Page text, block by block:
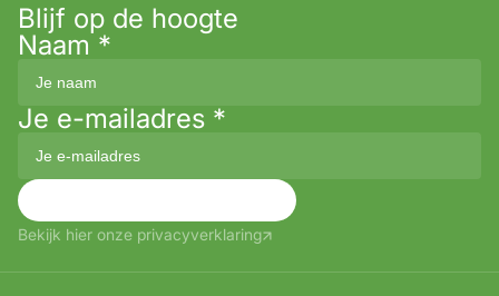
Blijf op de hoogte
Naam*
Je e-mailadres *
Bekijk hier onze privacyverklaring